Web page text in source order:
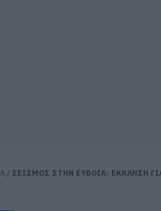
/ ΣΕΙΣΜΟΣ ΣΤΗΝ ΕΥΒΟΙΑ: ΕΚΚΛΗΣΗ